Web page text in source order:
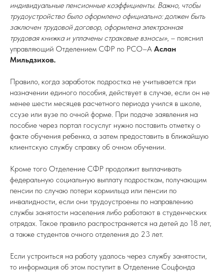
индивидуальные пенсионные коэффициенты. Важно, чтобы
трудоустройство было оформлено официально: должен быть
заключен трудовой договор, оформлена электронная
трудовая книжка и уплачены страховые взносы», – пояснил
управляющий Отделением СФР по РСО–А Аслан
Мильдзихов.
Правило, когда заработок подростка не учитывается при
назначении единого пособия, действует в случае, если он не
менее шести месяцев расчетного периода учился в школе,
ссузе или вузе по очной форме. При подаче заявления на
пособие через портал госуслуг нужно поставить отметку о
факте обучения ребенка, а затем предоставить в ближайшую
клиентскую службу справку об очном обучении.
Кроме того Отделение СФР продолжит выплачивать
федеральную социальную выплату подросткам, получающим
пенсии по случаю потери кормильца или пенсии по
инвалидности, если они трудоустроены по направлению
службы занятости населения либо работают в студенческих
отрядах. Такое правило распространяется на детей до 18 лет,
а также студентов очного отделения до 23 лет.
Если устроиться на работу удалось через службу занятости,
то информация об этом поступит в Отделение Соцфонда